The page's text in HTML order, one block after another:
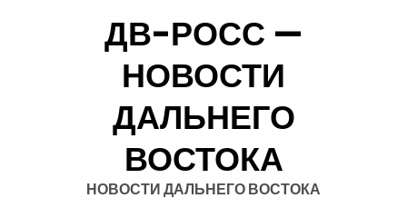
ДВ-РОСС —
НОВОСТИ
ДАЛЬНЕГО
ВОСТОКА
НОВОСТИ ДАЛЬНЕГО ВОСТОКА